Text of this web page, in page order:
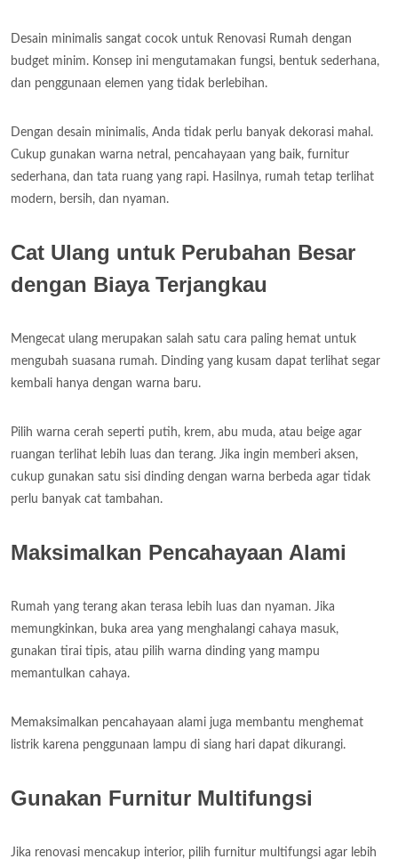
Desain minimalis sangat cocok untuk Renovasi Rumah dengan
budget minim. Konsep ini mengutamakan fungsi, bentuk sederhana,
dan penggunaan elemen yang tidak berlebihan.
Dengan desain minimalis, Anda tidak perlu banyak dekorasi mahal.
Cukup gunakan warna netral, pencahayaan yang baik, furnitur
sederhana, dan tata ruang yang rapi. Hasilnya, rumah tetap terlihat
modern, bersih, dan nyaman.
Cat Ulang untuk Perubahan Besar
dengan Biaya Terjangkau
Mengecat ulang merupakan salah satu cara paling hemat untuk
mengubah suasana rumah. Dinding yang kusam dapat terlihat segar
kembali hanya dengan warna baru.
Pilih warna cerah seperti putih, krem, abu muda, atau beige agar
ruangan terlihat lebih luas dan terang. Jika ingin memberi aksen,
cukup gunakan satu sisi dinding dengan warna berbeda agar tidak
perlu banyak cat tambahan.
Maksimalkan Pencahayaan Alami
Rumah yang terang akan terasa lebih luas dan nyaman. Jika
memungkinkan, buka area yang menghalangi cahaya masuk,
gunakan tirai tipis, atau pilih warna dinding yang mampu
memantulkan cahaya.
Memaksimalkan pencahayaan alami juga membantu menghemat
listrik karena penggunaan lampu di siang hari dapat dikurangi.
Gunakan Furnitur Multifungsi
Jika renovasi mencakup interior, pilih furnitur multifungsi agar lebih